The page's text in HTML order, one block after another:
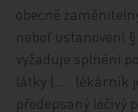
obecně
neboť ustanovení
vyžaduje splnění
látky („… lékárník
předepsaný léčivý